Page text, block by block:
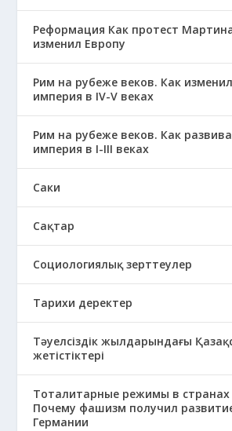
Реформация Как протест
изменил Европу
Рим на рубеже веков. Как
империя в IV-V веках
Рим на рубеже веков. Как
империя в І-ІІІ веках
Саки
Сақтар
Социологиялық зерттеулер
Тарихи деректер
Тәуелсіздік жылдарындағы
жетістіктері
Тоталитарные режимы в
Почему фашизм получил
Германии